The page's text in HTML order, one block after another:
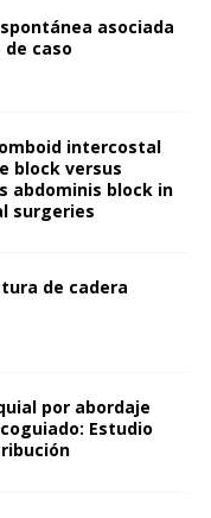
asociada
caso
intercostal
block versus
abdominis block in
surgeries
de cadera
por abordaje
Estudio